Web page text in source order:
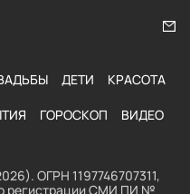
ДЕТИ КРАСОТА
ГОРОСКОП ВИДЕО
ОГРН 1197746707311,
регистрации СМИ ПИ №